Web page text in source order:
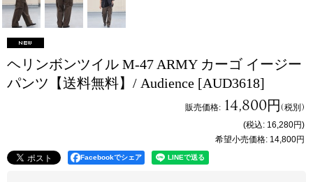
ヘリンボンツイル M-47 ARMY カーゴ イージー
パンツ【送料無料】/ Audience [AUD3618]
販売価格: 14,800円(税別)
(税込: 16,280円)
希望小売価格: 14,800円
Facebookでシェア